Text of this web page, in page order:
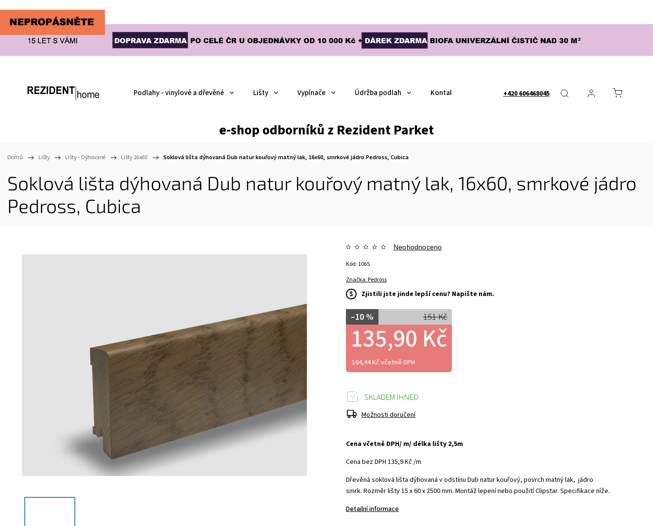
+420 606468045
Podlahy - vinylové a dřevěné Lišty Vypínače Údržba podlah Kontakty Obchodní podmínky Nápověda - FAQ
e-shop odborníků z Rezident Parket
Domů / Lišty / Lišty - Dýhované / Lišty 16x60 / Soklová lišta dýhovaná Dub natur kouřový matný lak, 16x60, smrkové jádro Pedross, Cubica
Soklová lišta dýhovaná Dub natur kouřový matný lak, 16x60, smrkové jádro
Pedross, Cubica
Značka:Pedross
Neohodnoceno
151 Kč
–10 %
135,90 Kč
164,44 Kč včetně DPH
$ Zjistili jste jinde lepší cenu? Napište nám.
Kód: 1065
Cena včetně DPH/ m/ délka lišty 2,5m
Cena bez DPH 135,9 Kč /m
Dřevěná soklová lišta dýhovaná v odstínu Dub natur kouřový, povrch matný lak, jádro
smrk.Rozměr lišty 15 x 60 x 2500 mm. Montáž lepení nebo použití Clipstar. Specifikace níže.
Detailní informace
SKLADEM IHNED
Možnosti doručení